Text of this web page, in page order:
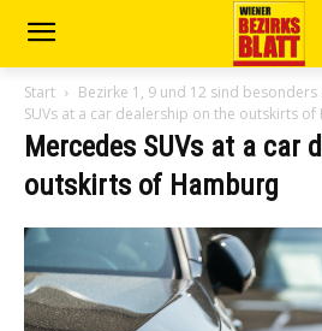
Start Bezirke 1, 9 und 12 sind besonders
SUVs at a car dealership on the outskirts
Mercedes SUVs at a car
outskirts of Hamburg